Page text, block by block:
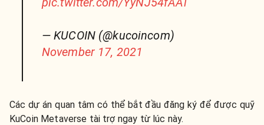
— KUCOIN (@kucoincom)
November 17, 2021
Các dự án quan tâm có thể bắt đầu đăng ký để được quỹ
KuCoin Metaverse tài trợ ngay từ lúc này.